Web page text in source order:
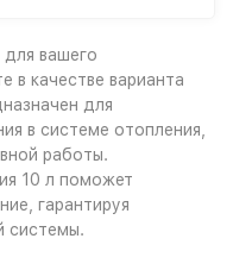
вашего
в качестве варианта
для
в системе отопления,
работы.
10 л поможет
гарантируя
системы.